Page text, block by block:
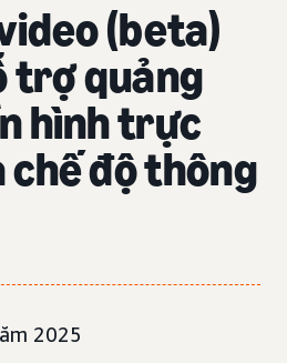
(beta)
trợ quảng
hình trực
độ thông
2025